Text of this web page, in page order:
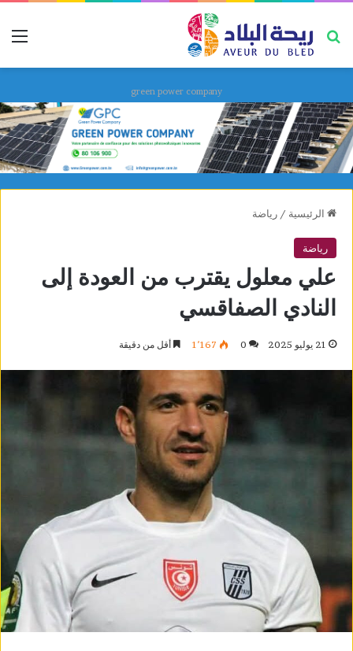
بحث عن
green power company
الرئيسية / رياضة
رياضة
علي معلول يقترب من العودة إلى
النادي الصفاقسي
21 يوليو 2025 0 1٬167 أقل من دقيقة